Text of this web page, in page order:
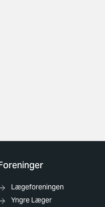
Lægeforeningen
Yngre Læger